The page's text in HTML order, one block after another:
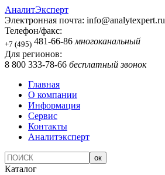
АналитЭксперт
Электронная почта: info@analytexpert.ru
Телефон/факс:
+7 (495) 481-66-86 многоканальный
Для регионов:
8 800 333-78-66 бесплатный звонок
Главная
О компании
Информация
Сервис
Контакты
Аналитэксперт
Каталог